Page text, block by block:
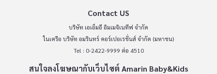
Contact US
บริษัท เอเอ็มอี อิมเมจิเนทีฟ จำกัด
ในเครือ บริษัท อมรินทร์ คอร์เปอเรชั่นส์ จำกัด (มหาชน)
Tel : 0-2422-9999 ต่อ 4510
สนใจลงโฆษณากับเว็บไซต์ Amarin Baby&Kids